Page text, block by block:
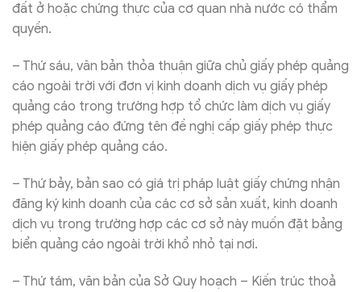
đất ở hoặc chứng thực của cơ quan nhà nước có thẩm
quyền.
– Thứ sáu, văn bản thỏa thuận giữa chủ giấy phép quảng
cáo ngoài trời với đơn vị kinh doanh dịch vụ giấy phép
quảng cáo trong trường hợp tổ chức làm dịch vụ giấy
phép quảng cáo đứng tên đề nghị cấp giấy phép thực
hiện giấy phép quảng cáo.
– Thứ bảy, bản sao có giá trị pháp luật giấy chứng nhận
đăng ký kinh doanh của các cơ sở sản xuất, kinh doanh
dịch vụ trong trường hợp các cơ sở này muốn đặt bảng
biển quảng cáo ngoài trời khổ nhỏ tại nơi.
– Thứ tám, văn bản của Sở Quy hoạch – Kiến trúc thoả